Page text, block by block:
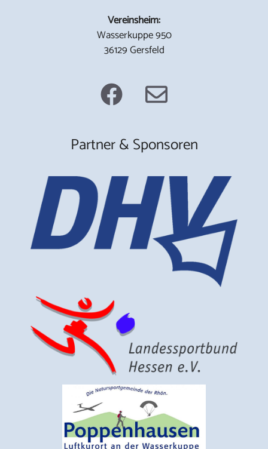
Vereinsheim:
Wasserkuppe 950
36129 Gersfeld
Partner & Sponsoren